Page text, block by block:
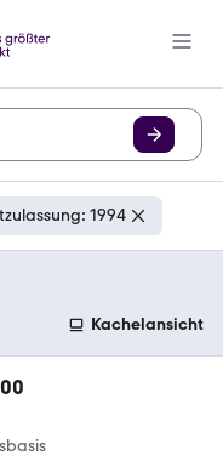
1994
Kachelansicht